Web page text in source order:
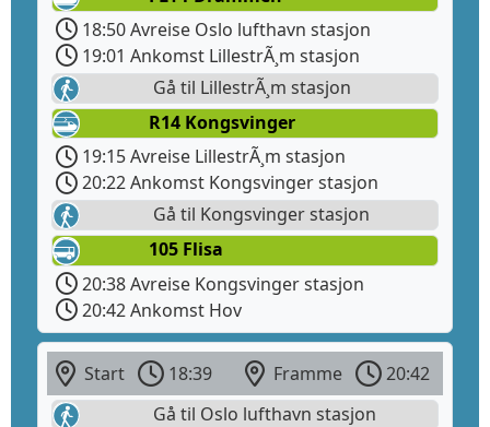
18:50 Avreise Oslo lufthavn stasjon
19:01 Ankomst LillestrÃ¸m stasjon
Gå til LillestrÃ¸m stasjon
R14 Kongsvinger
19:15 Avreise LillestrÃ¸m stasjon
20:22 Ankomst Kongsvinger stasjon
Gå til Kongsvinger stasjon
105 Flisa
20:38 Avreise Kongsvinger stasjon
20:42 Ankomst Hov
Start 18:39 Framme
20:42
Gå til Oslo lufthavn stasjon